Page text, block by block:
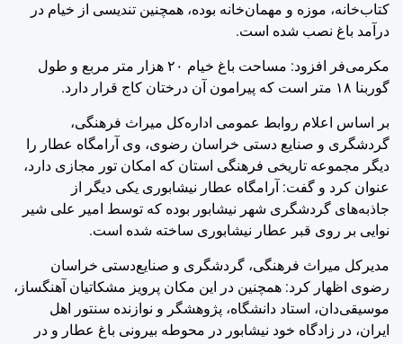
کتاب‌خانه، موزه و مهمان‌خانه بوده، همچنین تندیسی از خیام در
درآمد باغ نصب‌ شده است.
مکرمی‌فر افزود: مساحت باغ خیام ۲۰ هزار متر مربع و طول
گوربنا ۱۸ متر است که پیرامون آن درختان کاج قرار دارد.
بر اساس اعلام روابط عمومی اداره‌کل میراث فرهنگی،
گردشگری و صنایع دستی خراسان رضوی، وی آرامگاه عطار را
دیگر مجموعه تاریخی فرهنگی استان که امکان تور مجازی دارد،
عنوان کرد و گفت: آرامگاه عطار نیشابوری یکی دیگر از
جاذبه‌های گردشگری شهر نیشابور بوده که توسط امیر علی‌ شیر
نوایی بر روی قبر عطار نیشابوری ساخته‌ شده است.
مدیرکل میراث فرهنگی، گردشگری و صنایع‌دستی خراسان
رضوی اظهار کرد: همچنین در این مکان پرویز مشکاتیان آهنگساز،
موسیقی‌دان، استاد دانشگاه، پژوهشگر و نوازنده سنتور اهل
ایران، در زادگاه خود نیشابور در محوطه بیرونی باغ عطار و در